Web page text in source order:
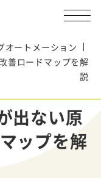
オートメーション
善ロードマップを解
説
出ない原
ップを解